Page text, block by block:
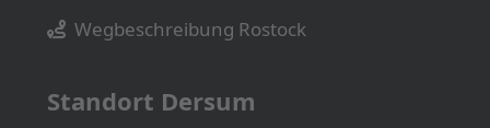
Wegbeschreibung Rostock
Standort Dersum